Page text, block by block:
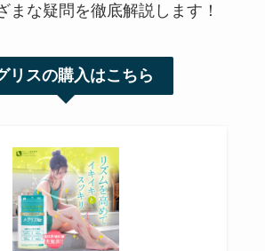
まな疑問を徹底解説します！
リスの購入はこちら